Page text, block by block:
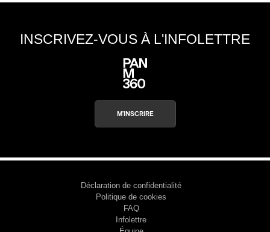
INSCRIVEZ-VOUS À L'INFOLETTRE
M'INSCRIRE
Déclaration de confidentialité
Politique de cookies
FAQ
Infolettre